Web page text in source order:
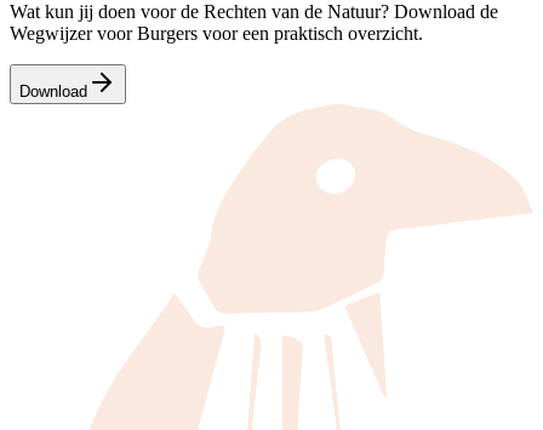
Wat kun jij doen voor de Rechten van de Natuur? Download de
Wegwijzer voor Burgers voor een praktisch overzicht.
Download